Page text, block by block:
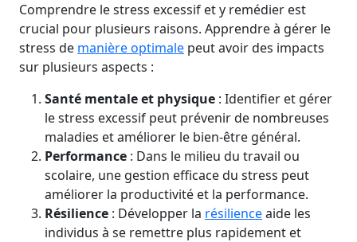
Comprendre le stress excessif et y remédier est
crucial pour plusieurs raisons. Apprendre à gérer le
stress de manière optimale peut avoir des impacts
sur plusieurs aspects :
Santé mentale et physique : Identifier et gérer
le stress excessif peut prévenir de nombreuses
maladies et améliorer le bien-être général.
Performance : Dans le milieu du travail ou
scolaire, une gestion efficace du stress peut
améliorer la productivité et la performance.
Résilience : Développer la résilienceaide les
individus à se remettre plus rapidement et